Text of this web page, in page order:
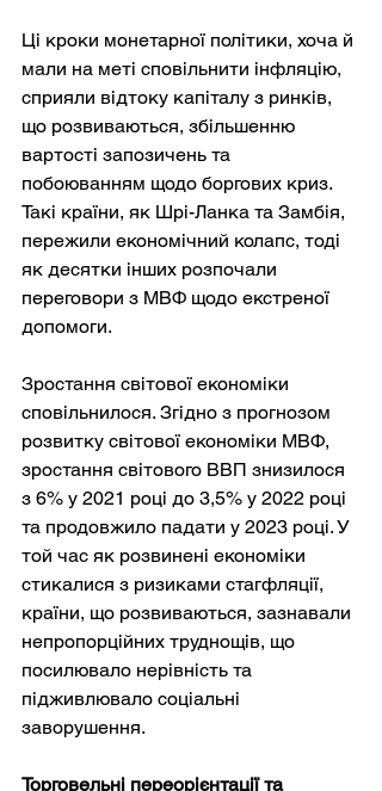
Ці кроки монетарної політики, хоча й
мали на меті сповільнити інфляцію,
сприяли відтоку капіталу з ринків,
що розвиваються, збільшенню
вартості запозичень та
побоюванням щодо боргових криз.
Такі країни, як Шрі-Ланка та Замбія,
пережили економічний колапс, тоді
як десятки інших розпочали
переговори з МВФ щодо екстреної
допомоги.
Зростання світової економіки
сповільнилося. Згідно з прогнозом
розвитку світової економіки МВФ,
зростання світового ВВП знизилося
з 6% у 2021 році до 3,5% у 2022 році
та продовжило падати у 2023 році. У
той час як розвинені економіки
стикалися з ризиками стагфляції,
країни, що розвиваються, зазнавали
непропорційних труднощів, що
посилювало нерівність та
підживлювало соціальні
заворушення.
Торговельні переорієнтації та